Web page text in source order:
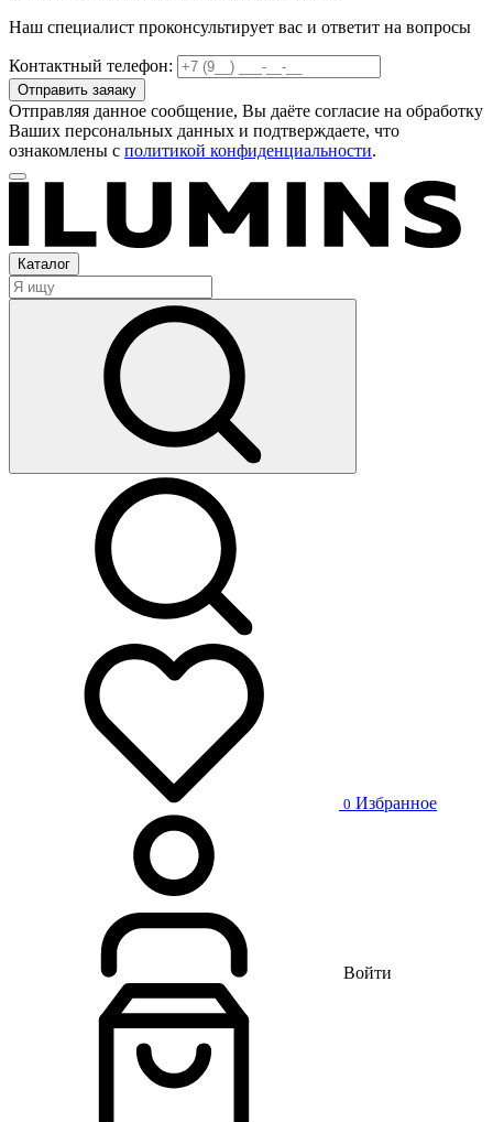
Наш специалист проконсультирует вас и ответит на вопросы
Контактный телефон:
Отправляя данное сообщение, Вы даёте согласие на обработку
Ваших персональных данных и подтверждаете, что
ознакомлены с политикой конфиденциальности.
Каталог
0 Избранное
Войти